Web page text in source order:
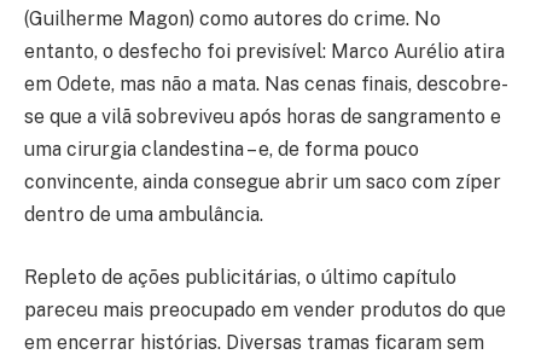
(Guilherme Magon) como autores do crime. No
entanto, o desfecho foi previsível: Marco Aurélio atira
em Odete, mas não a mata. Nas cenas finais, descobre-
se que a vilã sobreviveu após horas de sangramento e
uma cirurgia clandestina – e, de forma pouco
convincente, ainda consegue abrir um saco com zíper
dentro de uma ambulância.
Repleto de ações publicitárias, o último capítulo
pareceu mais preocupado em vender produtos do que
em encerrar histórias. Diversas tramas ficaram sem